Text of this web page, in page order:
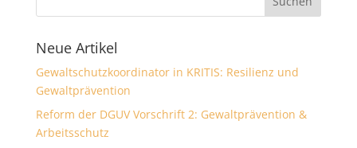
Neue Artikel
Gewaltschutzkoordinator in KRITIS: Resilienz und
Gewaltprävention
Reform der DGUV Vorschrift 2: Gewaltprävention &
Arbeitsschutz